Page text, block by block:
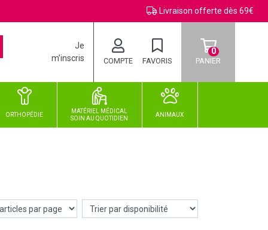
Livraison offerte dès 69€
Je
m’inscris
COMPTE FAVORIS PANIER
0
ORTHOPÉDIE
MATÉRIEL MÉDICAL
SOINAUQUOTIDIEN
ANIMAUX